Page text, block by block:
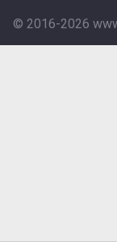
© 2016-2026